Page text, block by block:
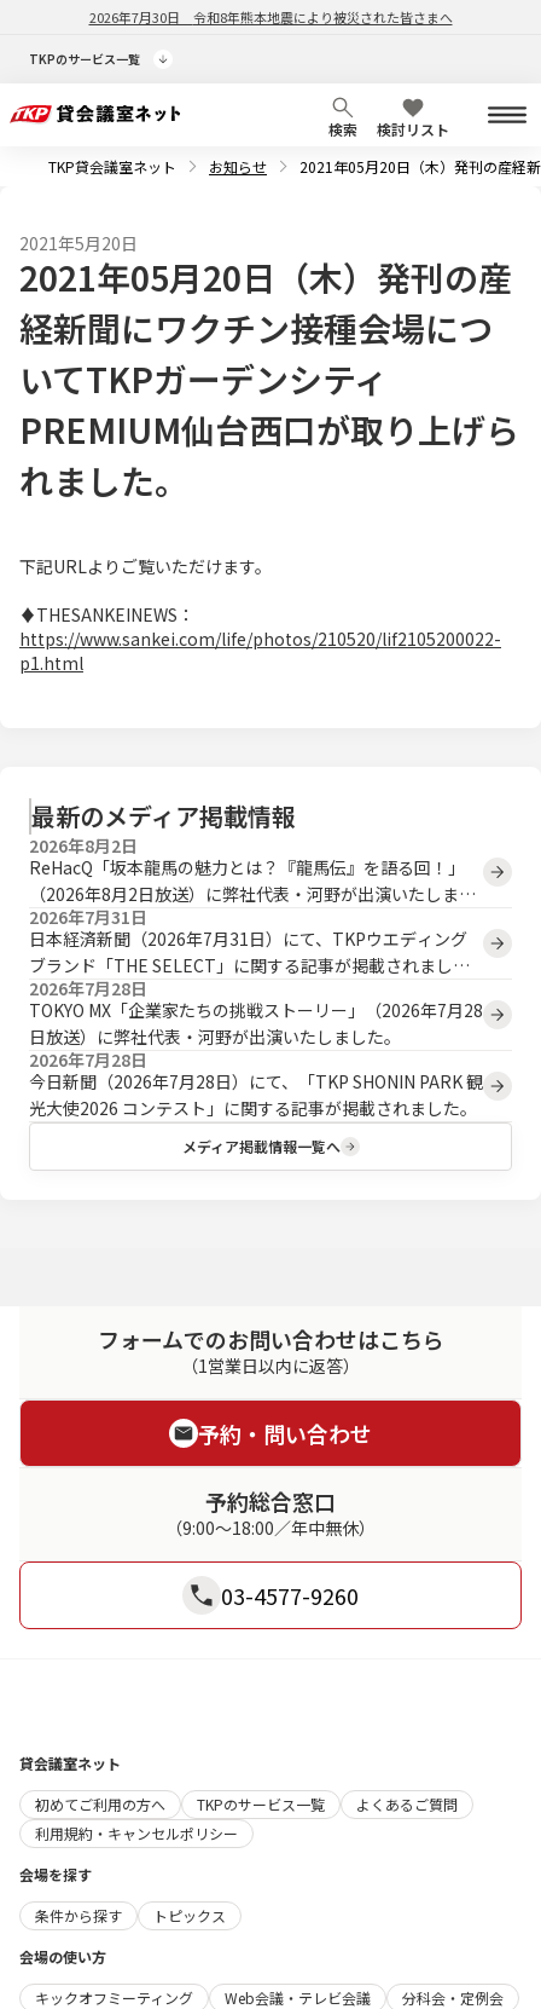
2026年7月30日 令和8年熊本地震により被災された皆さまへ
TKPのサービス一覧
検索
検討リスト
TKP貸会議室ネット
お知らせ 2021年05月20日（木）発刊の産経
2021年5月20日
2021年05月20日（木）発刊の産
経新聞にワクチン接種会場につ
いてTKPガーデンシティ
PREMIUM仙台西口が取り上げら
れました。
下記URLよりご覧いただけます。
♦THESANKEINEWS：
https://www.sankei.com/life/photos/210520/lif2105200022-
p1.html
最新のメディア掲載情報
2026年8月2日
ReHacQ「坂本龍馬の魅力とは？『龍馬伝』を語る回！」
（2026年8月2日放送）に弊社代表・河野が出演いたしまし
た。
2026年7月31日
日本経済新聞（2026年7月31日）にて、TKPウエディング
ブランド「THE SELECT」に関する記事が掲載されまし
た。
2026年7月28日
TOKYO MX「企業家たちの挑戦ストーリー」（2026年7月28
日放送）に弊社代表・河野が出演いたしました。
2026年7月28日
今日新聞（2026年7月28日）にて、「TKP SHONIN PARK 観
光大使2026 コンテスト」に関する記事が掲載されました。
メディア掲載情報一覧へ
フォームでのお問い合わせはこちら
（1営業日以内に返答）
予約・問い合わせ
予約総合窓口
（9:00～18:00／年中無休）
03-4577-9260
貸会議室ネット
初めてご利用の方へ
TKPのサービス一覧
よくあるご質問
利用規約・キャンセルポリシー
会場を探す
条件から探す
トピックス
会場の使い方
キックオフミーティング
Web会議・テレビ会議
分科会・定例会